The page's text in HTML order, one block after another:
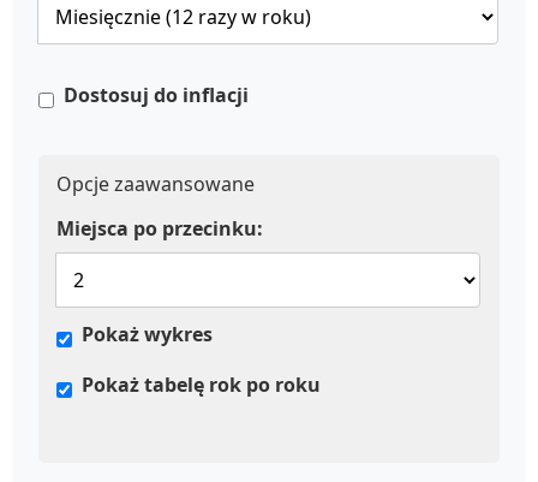
Dostosuj do inflacji
Opcje zaawansowane
Miejsca po przecinku:
Pokaż wykres
Pokaż tabelę rok po roku